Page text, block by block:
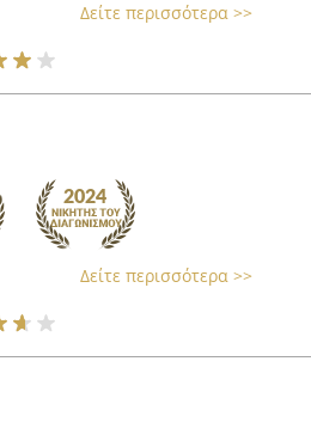
Δείτε περισσότερα >>
Δείτε περισσότερα >>